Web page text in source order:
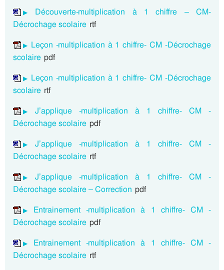
Découverte-multiplication à 1 chiffre – CM-
Décrochage scolaire rtf
Leçon -multiplication à 1 chiffre- CM -Décrochage
scolaire pdf
Leçon -multiplication à 1 chiffre- CM -Décrochage
scolaire rtf
J’applique -multiplication à 1 chiffre- CM -
Décrochage scolaire pdf
J’applique -multiplication à 1 chiffre- CM -
Décrochage scolaire rtf
J’applique -multiplication à 1 chiffre- CM -
Décrochage scolaire – Correction pdf
Entrainement -multiplication à 1 chiffre- CM -
Décrochage scolaire pdf
Entrainement -multiplication à 1 chiffre- CM -
Décrochage scolaire rtf